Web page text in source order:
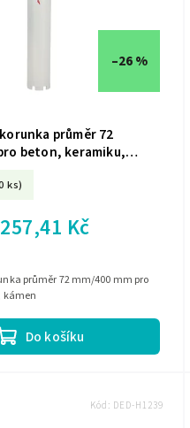
–26 %
průměr 72
beton, keramiku,
ks)
Kč
Do košíku
průměr 72 mm/400 mm pro
kámen
Kód: DED-H1239